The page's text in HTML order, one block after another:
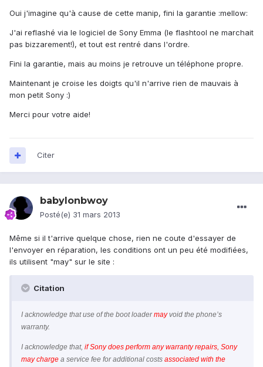
Oui j'imagine qu'à cause de cette manip, fini la garantie :mellow:
J'ai reflashé via le logiciel de Sony Emma (le flashtool ne marchait
pas bizzarement!), et tout est rentré dans l'ordre.
Fini la garantie, mais au moins je retrouve un téléphone propre.
Maintenant je croise les doigts qu'il n'arrive rien de mauvais à
mon petit Sony :)
Merci pour votre aide!
Citer
babylonbwoy
Posté(e) 31 mars 2013
Même si il t'arrive quelque chose, rien ne coute d'essayer de
l'envoyer en réparation, les conditions ont un peu été modifiées,
ils utilisent "may" sur le site :
Citation
I acknowledge that use of the boot loadermayvoid the phone’s
warranty.
I acknowledge that, if Sony does perform any warranty repairs, Sony
may charge a service fee for additional costs associated with the